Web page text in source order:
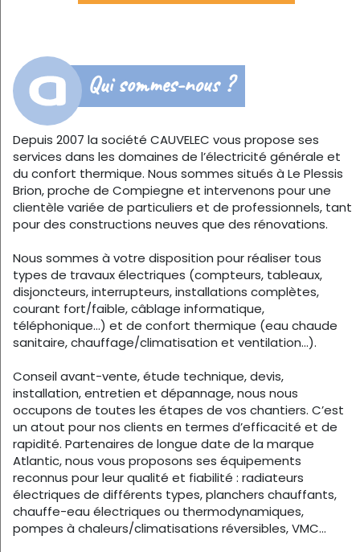
Qui sommes-nous ?
Depuis 2007 la société CAUVELEC vous propose ses
services dans les domaines de l’électricité générale et
du confort thermique. Nous sommes situés à Le Plessis
Brion, proche de Compiegne et intervenons pour une
clientèle variée de particuliers et de professionnels, tant
pour des constructions neuves que des rénovations.
Nous sommes à votre disposition pour réaliser tous
types de travaux électriques (compteurs, tableaux,
disjoncteurs, interrupteurs, installations complètes,
courant fort/faible, câblage informatique,
téléphonique…) et de confort thermique (eau chaude
sanitaire, chauffage/climatisation et ventilation…).
Conseil avant-vente, étude technique, devis,
installation, entretien et dépannage, nous nous
occupons de toutes les étapes de vos chantiers. C’est
un atout pour nos clients en termes d’efficacité et de
rapidité. Partenaires de longue date de la marque
Atlantic, nous vous proposons ses équipements
reconnus pour leur qualité et fiabilité : radiateurs
électriques de différents types, planchers chauffants,
chauffe-eau électriques ou thermodynamiques,
pompes à chaleurs/climatisations réversibles, VMC…